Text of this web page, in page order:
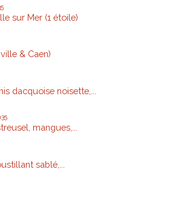
sur Mer (1 étoile)
& Caen)
dacquoise noisette,...
mangues,...
sablé,...